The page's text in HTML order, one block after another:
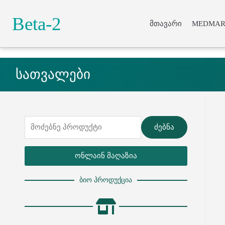
Beta-2 მთავარი
Lorem ipsum
სათვალები
ძებნა
ონლაინ მაღაზია
ბიო პროდუქცია